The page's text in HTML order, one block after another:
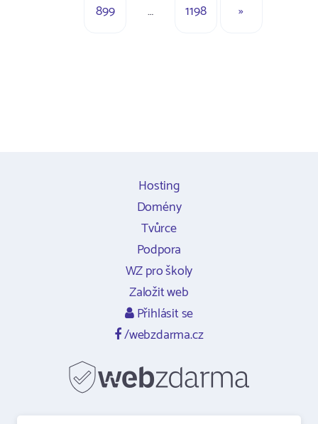
899 … 1198 »
Hosting
Domény
Tvůrce
Podpora
WZ pro školy
Založit web
Přihlásit se
/webzdarma.cz